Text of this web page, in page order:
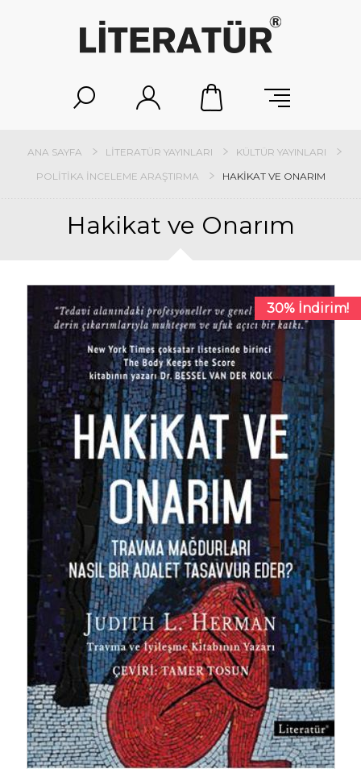
ANA SAYFA LITERATÜR YAYINLARI
KÜLTÜR YAYINLARI
POLITIKA İNCELEME ARAŞTIRMA
HAKIKAT VE ONARIM
Hakikat ve Onarım
30% İndirim!